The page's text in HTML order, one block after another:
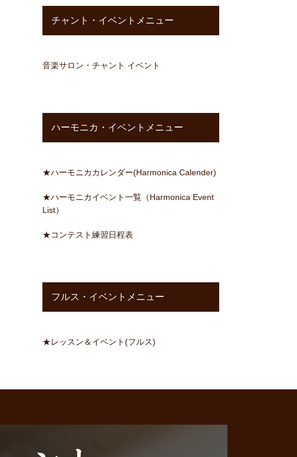
チャント・イベントメニュー
音楽サロン・チャント イベント
ハーモニカ・イベントメニュー
★ハーモニカカレンダー(Harmonica Calender)
★ハーモニカイベント一覧（Harmonica Event
List）
★コンテスト練習日程表
フルス・イベントメニュー
★レッスン＆イベント(フルス)